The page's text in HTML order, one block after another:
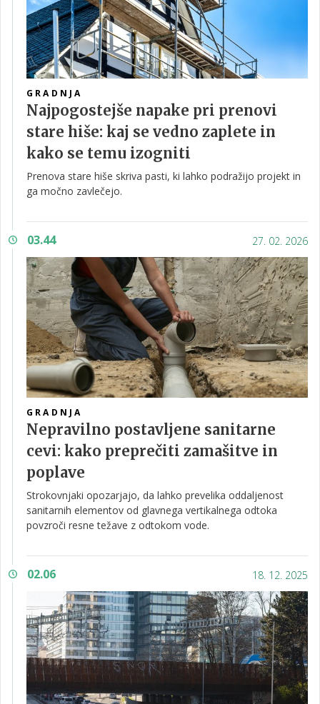
GRADNJA
Najpogostejše napake pri prenovi
stare hiše: kaj se vedno zaplete in
kako se temu izogniti
Prenova stare hiše skriva pasti, ki lahko podražijo projekt in
ga močno zavlečejo.
03.44 27. 02. 2026
GRADNJA
Nepravilno postavljene sanitarne
cevi: kako preprečiti zamašitve in
poplave
Strokovnjaki opozarjajo, da lahko prevelika oddaljenost
sanitarnih elementov od glavnega vertikalnega odtoka
povzroči resne težave z odtokom vode.
02.06 18. 12. 2025